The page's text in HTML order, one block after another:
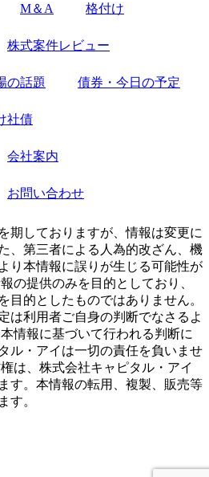
M＆A 格付け
株式案件レビュー
の話題 債券・今日の予定
社債
会社案内
お問い合わせ
期しておりますが、情報は変更に
、第三者による人為的改ざん、機
り本情報に誤りが生じる可能性が
の提供のみを目的としており、
目的としたものではありません。
は利用者ご自身の判断でなさるよ
情報に基づいて行われる判断に
ル・アイは一切の責任を負いませ
は、株式会社キャピタル・アイ
す。本情報の転用、複製、販売等
す。